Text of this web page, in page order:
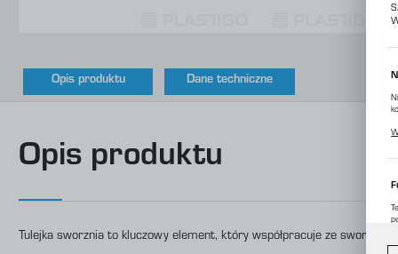
Opis produktu Dane techniczne
Opis produktu
Tulejka sworznia to kluczowy element, który współpracuje ze